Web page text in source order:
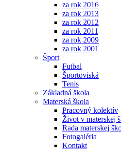
za rok 2016
za rok 2013
za rok 2012
za rok 2011
za rok 2009
za rok 2001
Šport
Futbal
Športoviská
Tenis
Základná škola
Materská škola
Pracovný kolektív
Život v materskej
Rada materskej
Fotogaléria
Kontakt